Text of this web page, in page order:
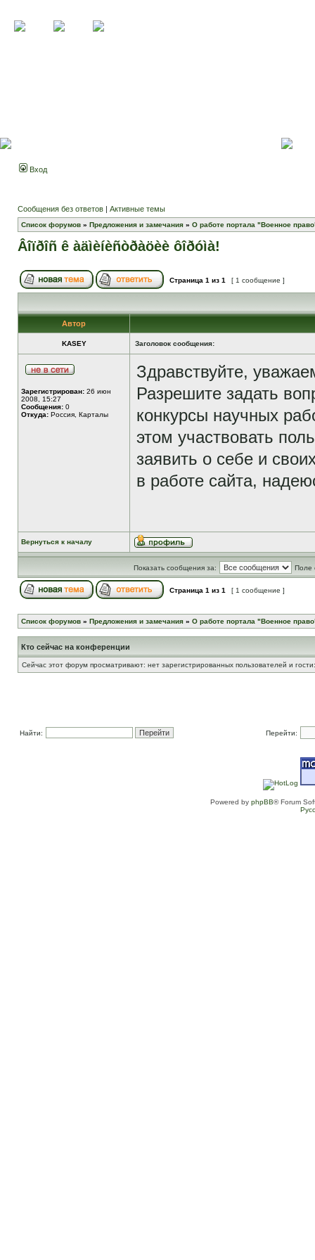
Вход
Сообщения без ответов | Активные темы
Список форумов » Предложения и замечания » О работе портала "Военное
Âîïðîñ ê àäìèíèñòðàöèè ôîðóìà!
Страница 1 из 1 [ 1 сообщение ]
Автор
KASEY Заголовок сообщения:
Зарегистрирован: 26 июн
2008, 15:27
Сообщения: 0
Откуда: Россия, Карталы
Здравствуйте,
Разрешите задать
конкурсы научных
этом участвовать
заявить о себе и
в работе сайта,
Вернуться к началу
Показать сообщения за: Поле
Страница 1 из 1 [ 1 сообщение ]
Список форумов » Предложения и замечания » О работе портала "Военное
Кто сейчас на конференции
Сейчас этот форум просматривают: нет зарегистрированных пользователей и
Найти: Перейти:
Powered by phpBB® Forum